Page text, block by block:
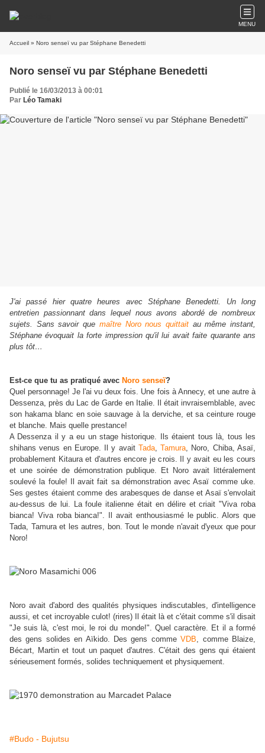
MENU
Accueil » Noro senseï vu par Stéphane Benedetti
Noro senseï vu par Stéphane Benedetti
Publié le 16/03/2013 à 00:01
Par Léo Tamaki
J'ai passé hier quatre heures avec Stéphane Benedetti. Un long
entretien passionnant dans lequel nous avons abordé de nombreux
sujets. Sans savoir que maître Noro nous quittaitau même instant,
Stéphane évoquait la forte impression qu'il lui avait faite quarante ans
plus tôt…
Est-ce que tu as pratiqué avec Noro senseï?
Quel personnage! Je l'ai vu deux fois. Une fois à Annecy, et une autre à
Dessenza, près du Lac de Garde en Italie. Il était invraisemblable, avec
son hakama blanc en soie sauvage à la derviche, et sa ceinture rouge
et blanche. Mais quelle prestance!
A Dessenza il y a eu un stage historique. Ils étaient tous là, tous les
shihans venus en Europe. Il y avait Tada,Tamura, Noro, Chiba, Asaï,
probablement Kitaura et d'autres encore je crois. Il y avait eu les cours
et une soirée de démonstration publique. Et Noro avait littéralement
soulevé la foule! Il avait fait sa démonstration avec Asaï comme uke.
Ses gestes étaient comme des arabesques de danse et Asaï s'envolait
au-dessus de lui. La foule italienne était en délire et criait "Viva roba
bianca! Viva roba bianca!". Il avait enthousiasmé le public. Alors que
Tada, Tamura et les autres, bon. Tout le monde n'avait d'yeux que pour
Noro!
Noro avait d'abord des qualités physiques indiscutables, d'intelligence
aussi, et cet incroyable culot! (rires) Il était là et c'était comme s'il disait
"Je suis là, c'est moi, le roi du monde!". Quel caractère. Et il a formé
des gens solides en Aïkido. Des gens commeVDB, comme Blaize,
Bécart, Martin et tout un paquet d'autres. C'était des gens qui étaient
sérieusement formés, solides techniquement et physiquement.
#Budo - Bujutsu